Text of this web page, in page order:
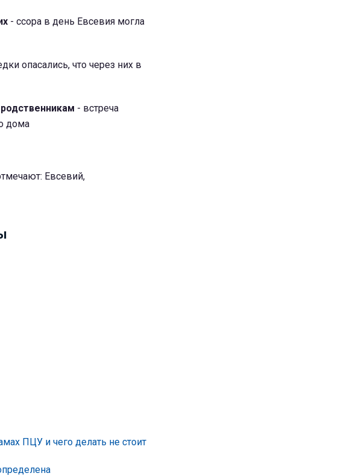
- ссора в день Евсевия могла
опасались, что через них в
- встреча
дома
Евсевий,
ПЦУ и чего делать не стоит